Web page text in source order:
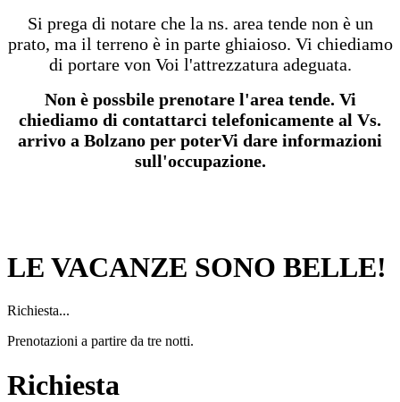
Si prega di notare che la ns. area tende non è un
prato, ma il terreno è in parte ghiaioso. Vi chiediamo
di portare von Voi l'attrezzatura adeguata.
Non è possbile prenotare l'area tende. Vi
chiediamo di contattarci telefonicamente al Vs.
arrivo a Bolzano per poterVi dare informazioni
sull'occupazione.
LE VACANZE SONO BELLE!
Richiesta...
Prenotazioni a partire da tre notti.
Richiesta